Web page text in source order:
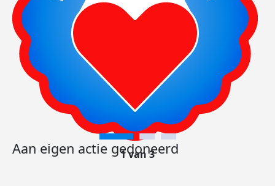
Aan eigen actie gedoneerd
1 van 3